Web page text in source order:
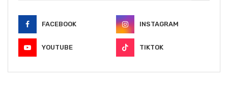
FACEBOOK INSTAGRAM
YOUTUBE TIKTOK